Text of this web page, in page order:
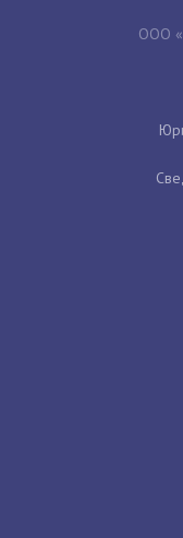
ООО